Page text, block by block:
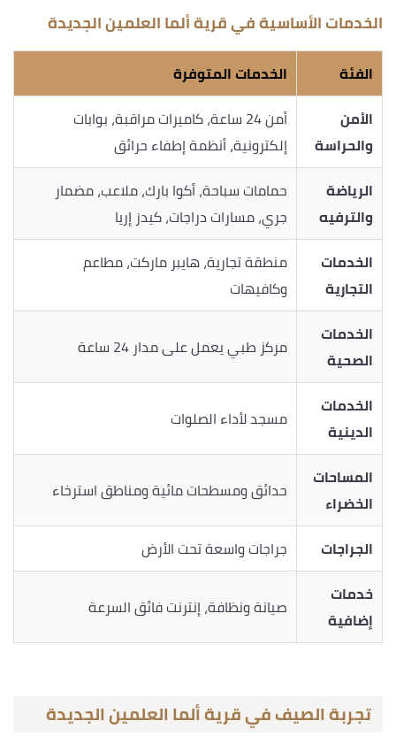
الخدمات الأساسية في قرية ألما العلمين الجديدة
الفئة
الخدمات المتوفرة
الأمن
والحراسة
أمن 24 ساعة، كاميرات مراقبة، بوابات
إلكترونية، أنظمة إطفاء حرائق
الرياضة
والترفيه
حمامات سباحة، أكوا بارك، ملاعب، مضمار
جري، مسارات دراجات، كيدز إريا
الخدمات
التجارية
منطقة تجارية، هايبر ماركت، مطاعم
وكافيهات
الخدمات
الصحية
مركز طبي يعمل على مدار 24 ساعة
الخدمات
الدينية
مسجد لأداء الصلوات
المساحات
الخضراء
حدائق ومسطحات مائية ومناطق استرخاء
الجراجات
جراجات واسعة تحت الأرض
خدمات
إضافية
صيانة ونظافة، إنترنت فائق السرعة
تجربة الصيف في قرية ألما العلمين الجديدة